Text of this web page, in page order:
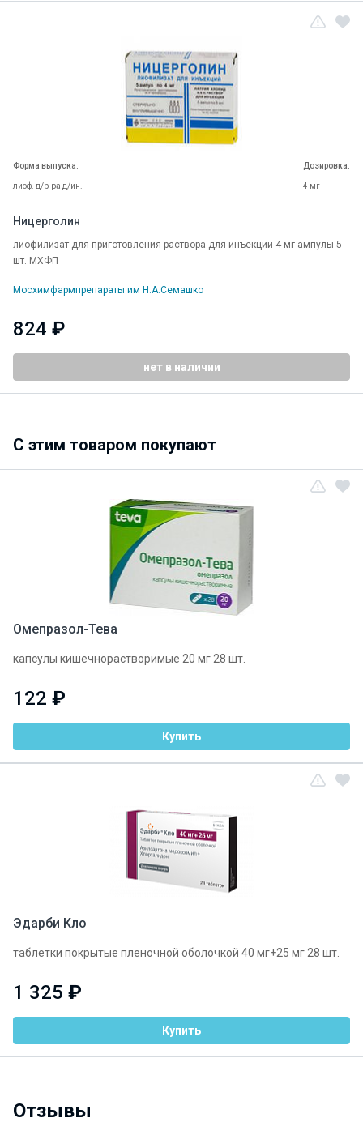
Форма выпуска:
лиоф. д/р-ра д/ин.
Дозировка:
4 мг
Ницерголин
лиофилизат для приготовления раствора для инъекций 4 мг ампулы 5
шт. МХФП
Мосхимфармпрепараты им Н.А.Семашко
824 ₽
нет в наличии
C этим товаром покупают
Омепразол-Тева
капсулы кишечнорастворимые 20 мг 28 шт.
122 ₽
Купить
Эдарби Кло
таблетки покрытые пленочной оболочкой 40 мг+25 мг 28 шт.
1 325 ₽
Купить
Отзывы